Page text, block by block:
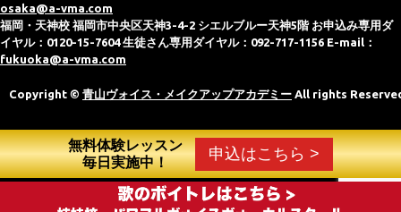
無料体験レッスン
毎日実施中！
申込はこちら >
osaka@a-vma.com
福岡・天神校 福岡市中央区天神3-4-2 シエルブルー天神5階 お申込み専用ダ
イヤル：0120-15-7604 生徒さん専用ダイヤル：092-717-1156 E-mail：
fukuoka@a-vma.com
Copyright © 青山ヴォイス・メイクアップアカデミー All rights